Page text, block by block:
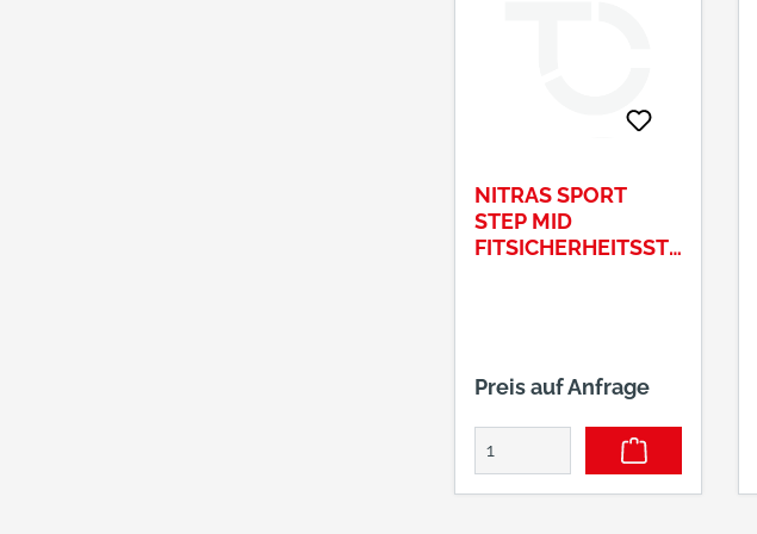
NITRAS SPORT
STEP MID
FITSICHERHEITSSTI
Preis auf Anfrage